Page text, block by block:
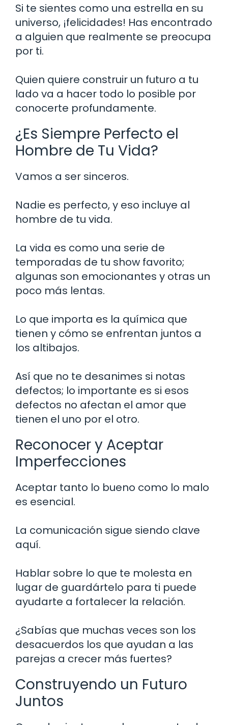
Si te sientes como una estrella en su
universo, ¡felicidades! Has encontrado
a alguien que realmente se preocupa
por ti.
Quien quiere construir un futuro a tu
lado va a hacer todo lo posible por
conocerte profundamente.
¿Es Siempre Perfecto el
Hombre de Tu Vida?
Vamos a ser sinceros.
Nadie es perfecto, y eso incluye al
hombre de tu vida.
La vida es como una serie de
temporadas de tu show favorito;
algunas son emocionantes y otras un
poco más lentas.
Lo que importa es la química que
tienen y cómo se enfrentan juntos a
los altibajos.
Así que no te desanimes si notas
defectos; lo importante es si esos
defectos no afectan el amor que
tienen el uno por el otro.
Reconocer y Aceptar
Imperfecciones
Aceptar tanto lo bueno como lo malo
es esencial.
La comunicación sigue siendo clave
aquí.
Hablar sobre lo que te molesta en
lugar de guardártelo para ti puede
ayudarte a fortalecer la relación.
¿Sabías que muchas veces son los
desacuerdos los que ayudan a las
parejas a crecer más fuertes?
Construyendo un Futuro
Juntos